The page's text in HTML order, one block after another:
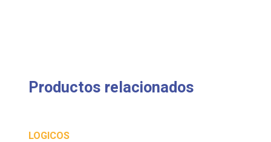
Productos relacionados
LOGICOS